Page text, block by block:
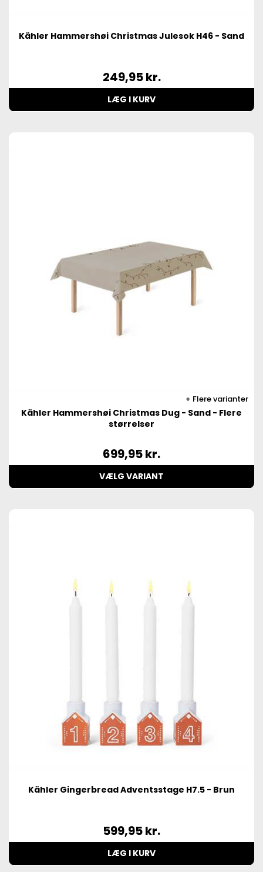
Kähler Hammershøi Christmas Julesok H46 - Sand
249,95kr.
LÆG I KURV
Flere varianter
Kähler Hammershøi Christmas Dug - Sand - Flere
størrelser
699,95kr.
VÆLG VARIANT
Kähler Gingerbread Adventsstage H7.5 - Brun
599,95kr.
LÆG I KURV